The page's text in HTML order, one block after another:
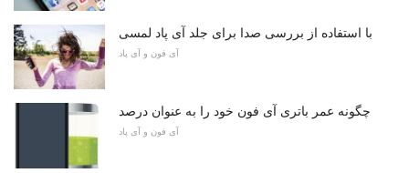
با استفاده از بررسی صدا برای جلد آی پاد لمسی
آی فون و آی پاد
چگونه عمر باتری آی فون خود را به عنوان درصد
آی فون و آی پاد